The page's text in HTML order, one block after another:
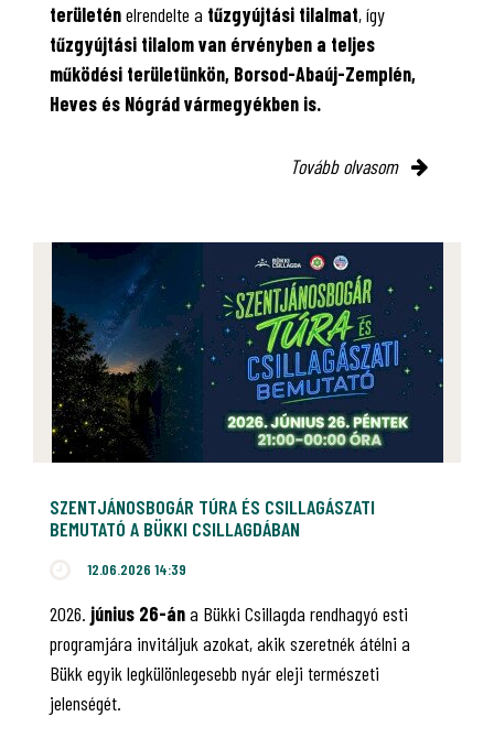
területénelrendelte a tűzgyújtási tilalmat, így
tűzgyújtási tilalom van érvényben a teljes
működési területünkön, Borsod-Abaúj-Zemplén,
Heves és Nógrád vármegyékben is.
Tovább olvasom
SZENTJÁNOSBOGÁR TÚRA ÉS CSILLAGÁSZATI
BEMUTATÓ A BÜKKI CSILLAGDÁBAN
12.06.2026 14:39
2026. június 26-ána Bükki Csillagda rendhagyó esti
programjára invitáljuk azokat, akik szeretnék átélni a
Bükk egyik legkülönlegesebb nyár eleji természeti
jelenségét.